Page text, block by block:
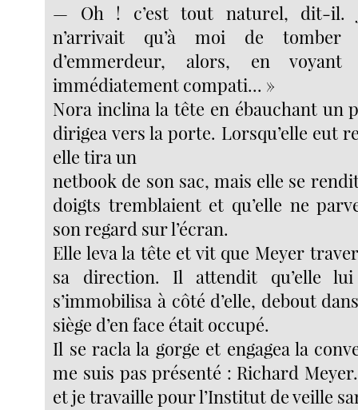
— Oh ! c’est tout naturel, dit-il.
n’arrivait qu’à moi de
d’emmerdeur, alors, en
immédiatement compati... »
Nora inclina la tête en ébauchant un
dirigea vers la porte. Lorsqu’elle eut
elle tira un
netbook de son sac, mais elle se
doigts tremblaient et qu’elle ne
son regard sur l’écran.
Elle leva la tête et vit que Meyer
sa direction. Il attendit qu’elle
s’immobilisa à côté d’elle, debout
siège d’en face était occupé.
Il se racla la gorge et engagea la
me suis pas présenté : Richard
et je travaille pour l’Institut de veille